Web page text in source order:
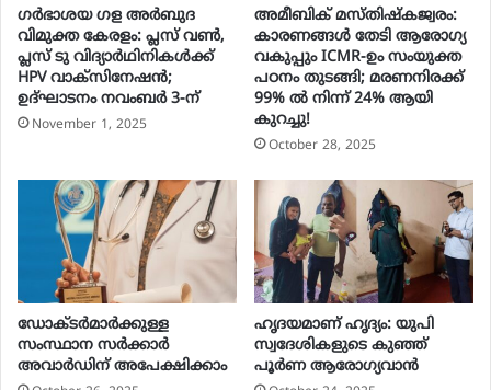
ഗർഭാശയ ഗള അർബുദ
വിമുക്ത കേരളം: പ്ലസ് വൺ,
പ്ലസ് ടു വിദ്യാർഥിനികൾക്ക്
HPV വാക്‌സിനേഷൻ;
ഉദ്ഘാടനം നവംബർ 3-ന്
November 1, 2025
അമീബിക് മസ്തിഷ്കജ്വരം:
കാരണങ്ങൾ തേടി ആരോഗ്യ
വകുപ്പും ICMR-ഉം സംയുക്ത
പഠനം തുടങ്ങി; മരണനിരക്ക്
99% ൽ നിന്ന് 24% ആയി
കുറച്ചു!
October 28, 2025
ഡോക്ടർമാർക്കുള്ള
സംസ്ഥാന സർക്കാർ
അവാർഡിന് അപേക്ഷിക്കാം
ഹൃദയമാണ് ഹൃദ്യം: യുപി
സ്വദേശികളുടെ കുഞ്ഞ്
പൂര്‍ണ ആരോഗ്യവാന്‍